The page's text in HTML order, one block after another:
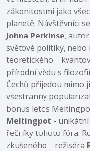
zákonitostmi jako
planetě. Návštěvníci
Johna Perkinse,
světové politiky,
teoretického
přírodní vědu s
Čechů přijedou mimo
všestranný
bonus letos
Meltingpot -
řečníky tohoto fóra.
zkušeného režiséra